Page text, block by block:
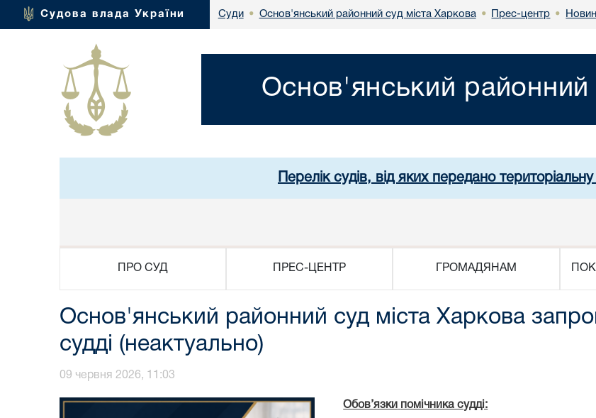
Судова влада України Суди • Основ'янський районний суд міста Харкова • Прес-центр •
Основ'янський районний
Перелік судів, від яких передано територіальну
ПРО СУД ПРЕС-ЦЕНТР ГРОМАДЯНАМ
Основ'янський районний суд міста Харкова
судді (неактуально)
09 червня 2026, 11:03
Обов’язки помічника судді: